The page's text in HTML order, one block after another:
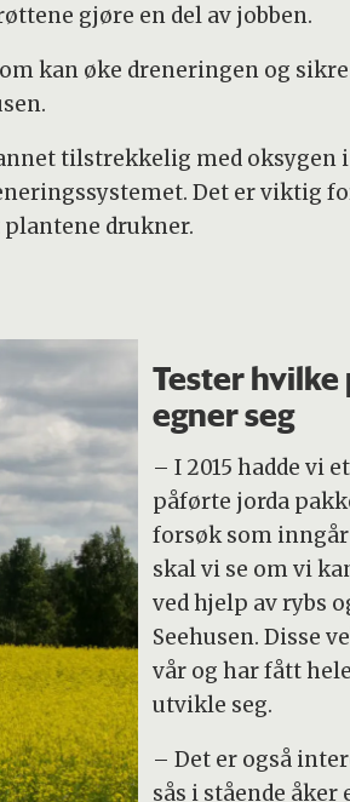
gjøre en del av jobben.
kan øke dreneringen og
tilstrekkelig med oksygen i
Det er viktig
drukner.
Tester
egner seg
– I 2015 hadde vi
påførte jorda
forsøk som
skal vi se om vi
ved hjelp av rybs
Seehusen. Disse
vår og har fått
utvikle seg.
– Det er også
sås i stående